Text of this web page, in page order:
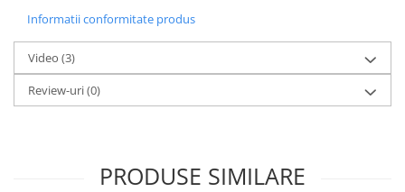
Informatii conformitate produs
Video (3)
Review-uri(0)
PRODUSE SIMILARE